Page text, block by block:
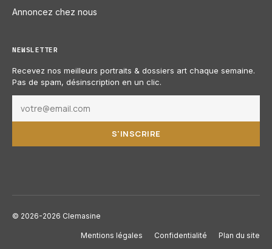
Annoncez chez nous
NEWSLETTER
Recevez nos meilleurs portraits & dossiers art chaque semaine.
Pas de spam, désinscription en un clic.
S'INSCRIRE
© 2026-2026 Clemasine
Mentions légales Confidentialité Plan du site